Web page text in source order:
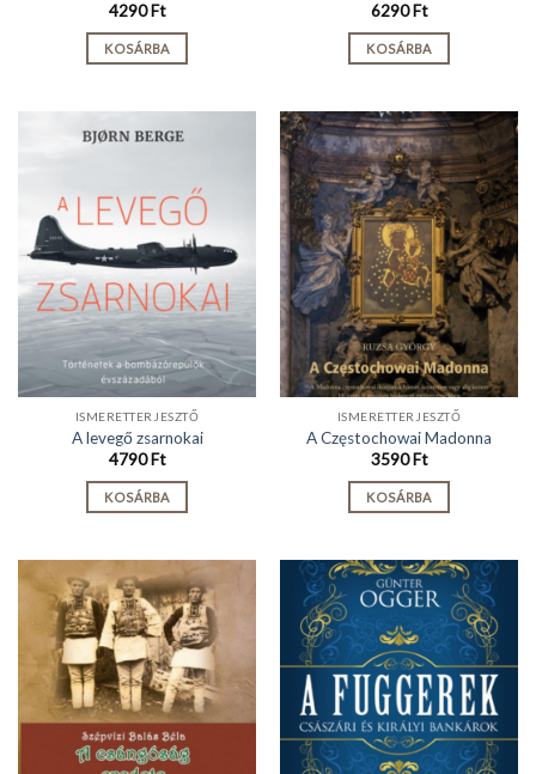
4290Ft
KOSÁRBA
6290Ft
KOSÁRBA
ISMERETTERJESZTŐ
A levegő zsarnokai
4790Ft
KOSÁRBA
ISMERETTERJESZTŐ
A Częstochowai Madonna
3590Ft
KOSÁRBA